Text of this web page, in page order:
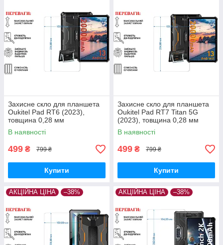
Захисне скло для планшета
Oukitel Pad RT6 (2023),
товщина 0,28 мм
В наявності
499 ₴ 799 ₴
Купити
Захисне скло для планшета
Oukitel Pad RT7 Titan 5G
(2023), товщина 0,28 мм
В наявності
499 ₴ 799 ₴
Купити
АКЦІЙНА ЦІНА –38% АКЦІЙНА ЦІНА –38%